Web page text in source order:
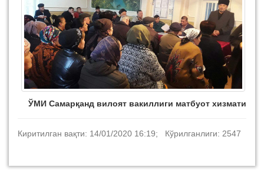
ЎМИ Самарқанд вилоят вакиллиги матбуот хизмати
Киритилган вақти: 14/01/2020 16:19; Кўрилганлиги: 2547